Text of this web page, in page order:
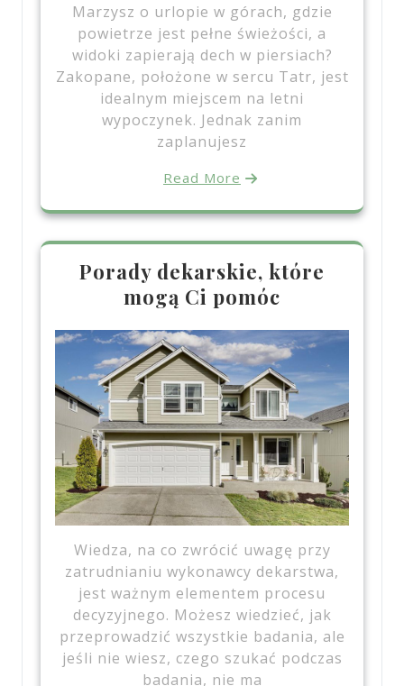
Marzysz o urlopie w górach, gdzie
powietrze jest pełne świeżości, a
widoki zapierają dech w piersiach?
Zakopane, położone w sercu Tatr, jest
idealnym miejscem na letni
wypoczynek. Jednak zanim
zaplanujesz
Read More
Porady dekarskie, które
mogą Ci pomóc
Wiedza, na co zwrócić uwagę przy
zatrudnianiu wykonawcy dekarstwa,
jest ważnym elementem procesu
decyzyjnego. Możesz wiedzieć, jak
przeprowadzić wszystkie badania, ale
jeśli nie wiesz, czego szukać podczas
badania, nie ma